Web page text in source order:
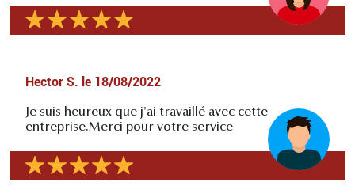
Hector S. le 18/08/2022
Je suis heureux que j'ai travaillé avec cette
entreprise.Merci pour votre service